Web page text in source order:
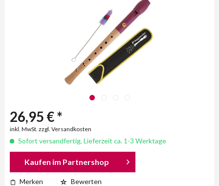
26,95 € *
inkl. MwSt. zzgl. Versandkosten
Sofort versandfertig, Lieferzeit ca. 1-3 Werktage
Kaufen im Partnershop
Merken Bewerten